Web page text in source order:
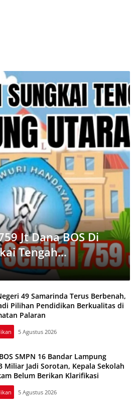
Jt Dana BOS Di
Tengah
49 Samarinda Terus Berbenah,
Pilihan Pendidikan Berkualitas di
Palaran
5 Agustus 2026
SMPN 16 Bandar Lampung
Miliar Jadi Sorotan, Kepala Sekolah
Belum Berikan Klarifikasi
5 Agustus 2026